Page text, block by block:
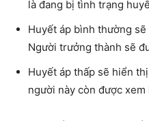
là đang bị tình trạng
Huyết áp bình thường
Người trưởng thành sẽ
Huyết áp thấp sẽ hiển
người này còn được